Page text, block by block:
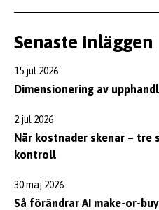
Senaste inläggen
15 jul 2026
Dimensionering av
2 jul 2026
När kostnader skenar –
kontroll
30 maj 2026
Så förändrar AI make-or-